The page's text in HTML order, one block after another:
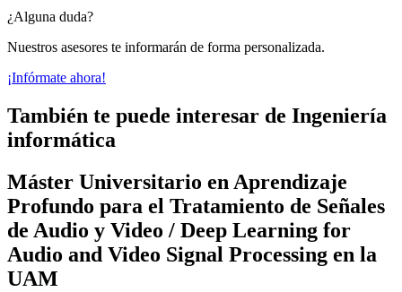
¿Alguna duda?
Nuestros asesores te informarán de forma personalizada.
¡Infórmate ahora!
También te puede interesar de Ingeniería
informática
Máster Universitario en Aprendizaje
Profundo para el Tratamiento de Señales
de Audio y Video / Deep Learning for
Audio and Video Signal Processing en la
UAM